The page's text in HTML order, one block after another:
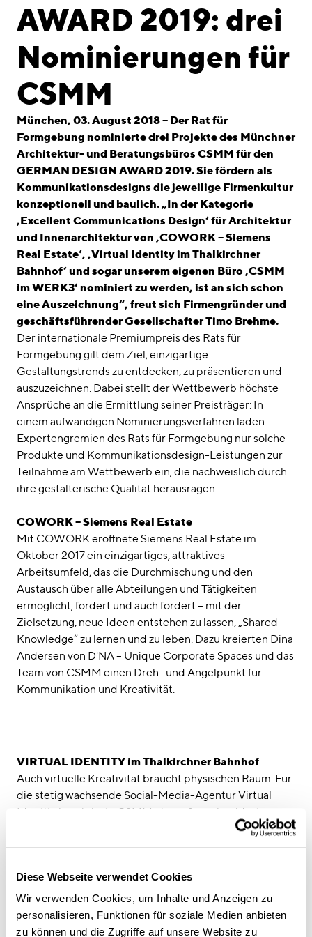
Diese Webseite verwendet Cookies
Wir verwenden Cookies, um Inhalte und Anzeigen zu
personalisieren, Funktionen für soziale Medien anbieten
zu können und die Zugriffe auf unsere Website zu
instagram
English
Impressum
Datenschutz
AWARD 2019: drei
Nominierungen für
CSMM
München, 03. August 2018 – Der Rat für
Formgebung nominierte drei Projekte des Münchner
Architektur- und Beratungsbüros CSMM für den
GERMAN DESIGN AWARD 2019. Sie fördern als
Kommunikationsdesigns die jeweilige Firmenkultur
konzeptionell und baulich. „In der Kategorie
‚Excellent Communications Design‘ für Architektur
und Innenarchitektur von ‚COWORK – Siemens
Real Estate‘, ‚Virtual Identity im Thalkirchner
Bahnhof‘ und sogar unserem eigenen Büro ‚CSMM
im WERK3‘ nominiert zu werden, ist an sich schon
eine Auszeichnung“, freut sich Firmengründer und
geschäftsführender Gesellschafter Timo Brehme.
Der internationale Premiumpreis des Rats für
Formgebung gilt dem Ziel, einzigartige
Gestaltungstrends zu entdecken, zu präsentieren und
auszuzeichnen. Dabei stellt der Wettbewerb höchste
Ansprüche an die Ermittlung seiner Preisträger: In
einem aufwändigen Nominierungsverfahren laden
Expertengremien des Rats für Formgebung nur solche
Produkte und Kommunikationsdesign-Leistungen zur
Teilnahme am Wettbewerb ein, die nachweislich durch
ihre gestalterische Qualität herausragen:
COWORK – Siemens Real Estate
Mit COWORK eröffnete Siemens Real Estate im
Oktober 2017 ein einzigartiges, attraktives
Arbeitsumfeld, das die Durchmischung und den
Austausch über alle Abteilungen und Tätigkeiten
ermöglicht, fördert und auch fordert – mit der
Zielsetzung, neue Ideen entstehen zu lassen, „Shared
Knowledge“ zu lernen und zu leben. Dazu kreierten Dina
Andersen von D'NA – Unique Corporate Spaces und das
Team von CSMM einen Dreh- und Angelpunkt für
Kommunikation und Kreativität.
VIRTUAL IDENTITY im Thalkirchner Bahnhof
Auch virtuelle Kreativität braucht physischen Raum. Für
die stetig wachsende Social-Media-Agentur Virtual
Identity konzipierte CSMM ein maßgeschneidertes
Bürokonzept im denkmalgeschützten, ehemaligen
Thalkirchener Bahnhof. Dabei erhielten die Architekten
Hallencharakter und setzten ihn in ein spannungsreiches
Verhältnis zu einer hochmodernen, kreativen
Arbeitswelt.